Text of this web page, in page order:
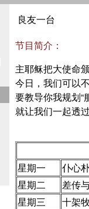
良友一台
节目简介：
主耶稣把大使命
今日，我们可以
要教导你我规划“
就让我们一起透
星期一
仆心
星期二
差传
星期三
十架